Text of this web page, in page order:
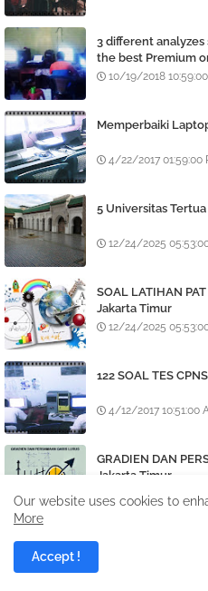
3 different
the best Premium
10/19/2018
Memperbaiki
4/22/2017 01:59:00
5 Universitas Tertua
12/24/2025
SOAL LATIHAN
Jakarta Timur
12/24/2025
122 SOAL TES
4/12/2017 10:51:00
GRADIEN DAN
Jakarta Timur
12/24/2025 05:53:00
Our website uses cookies to
More
Accept !